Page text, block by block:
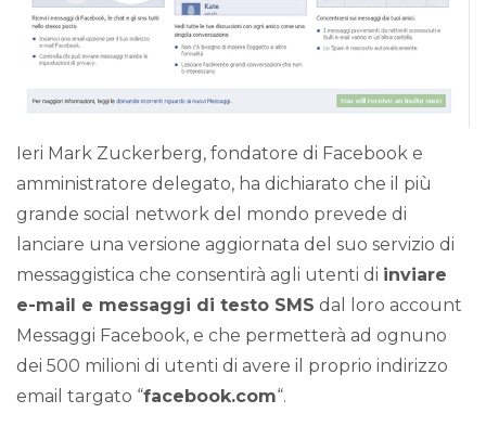
Ieri Mark Zuckerberg, fondatore di Facebook e
amministratore delegato, ha dichiarato che il più
grande social network del mondo prevede di
lanciare una versione aggiornata del suo servizio di
messaggistica che consentirà agli utenti di inviare
e-mail e messaggi di testo SMS dal loro account
Messaggi Facebook, e che permetterà ad ognuno
dei 500 milioni di utenti di avere il proprio indirizzo
email targato “facebook.com“.